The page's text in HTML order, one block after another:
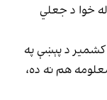
خوا د جعلي
د پېښې په
هم نه ده،